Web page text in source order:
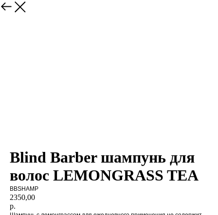
магазин
Blind Barber шампунь для
волос LEMONGRASS TEA
BBSHAMP
2350,00
р.